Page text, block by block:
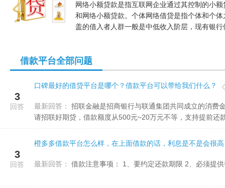
网络小额贷款是指互联网企业通过其控制的小
和网络小额贷款。个体网络借贷是指个体和个
盖的借入者人群一般是中低收入阶层，现有银
借款平台全部问题
3
回答
口碑最好的借贷平台是哪个？借款平台可以带给我们什么？
最新回答：
请招联好期贷，借款额度从500元~20万元不等，支持提前还
3
回答
橙多多借款平台怎么样，在上面借款的话，利息是不是会很
最新回答：